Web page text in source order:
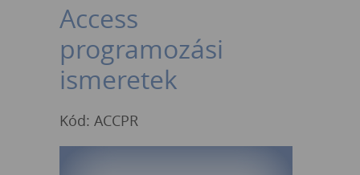
Access
programozási
ismeretek
Kód: ACCPR